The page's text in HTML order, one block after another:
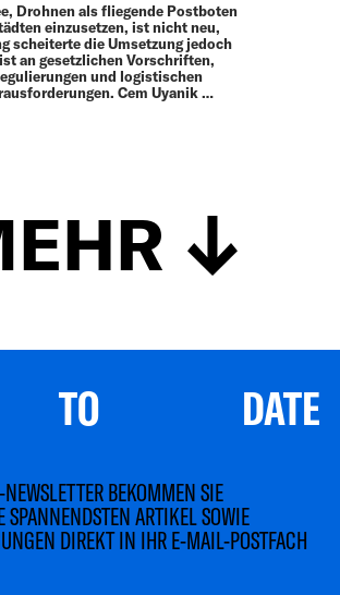
Drohnen als fliegende Postboten
einzusetzen, ist nicht neu,
scheiterte die Umsetzung jedoch
an gesetzlichen Vorschriften,
und logistischen
Cem Uyanik …
DATE
BEKOMMEN SIE
SPANNENDSTEN ARTIKEL SOWIE
DIREKT IN IHR E-MAIL-POSTFACH